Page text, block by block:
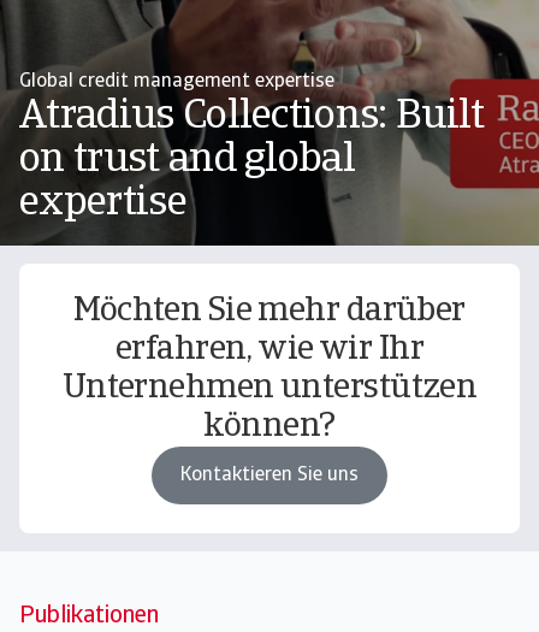
Global credit management expertise
Atradius Collections: Built
on trust and global
expertise
Möchten Sie mehr darüber
erfahren, wie wir Ihr
Unternehmen unterstützen
können?
Kontaktieren Sie uns
Publikationen